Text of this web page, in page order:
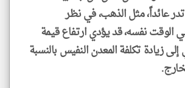
عائداً، مثل الذهب، في نظر
الوقت نفسه، قد يؤدي ارتفاع قيمة
إلى زيادة تكلفة المعدن النفيس بالنسبة